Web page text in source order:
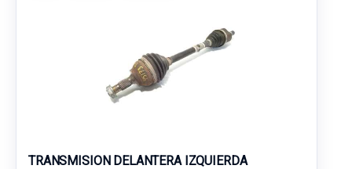
TRANSMISION DELANTERA IZQUIERDA